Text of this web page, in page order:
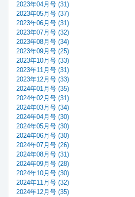
2023年04月号 (31)
2023年05月号 (37)
2023年06月号 (31)
2023年07月号 (32)
2023年08月号 (34)
2023年09月号 (25)
2023年10月号 (33)
2023年11月号 (31)
2023年12月号 (33)
2024年01月号 (35)
2024年02月号 (31)
2024年03月号 (34)
2024年04月号 (30)
2024年05月号 (30)
2024年06月号 (30)
2024年07月号 (26)
2024年08月号 (31)
2024年09月号 (28)
2024年10月号 (30)
2024年11月号 (32)
2024年12月号 (35)